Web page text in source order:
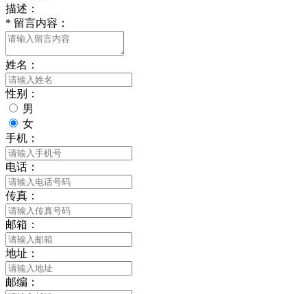
描述：
* 留言内容：
姓名：
性别：
男
女
手机：
电话：
传真：
邮箱：
地址：
邮编：